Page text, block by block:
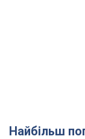
Найбільш